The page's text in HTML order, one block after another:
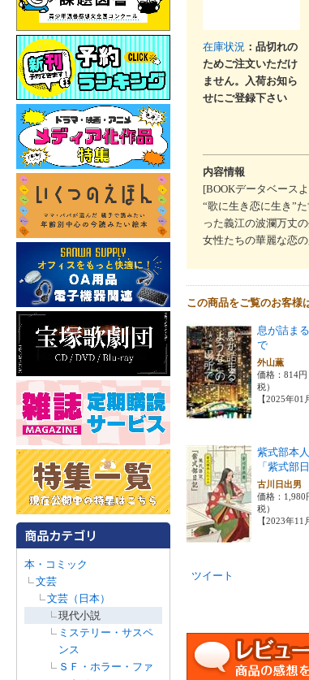
本・コミック
文芸
文芸（日本）
現代小説
ミステリー・サスペ
ンス
ＳＦ・ホラー・ファ
在庫状況 ：品切れの
ためご注文いただけ
ません。入荷お知ら
せにご登録下さい
内容情報
[BOOKデータベース
“歌に生き恋に生き”
った義江の波瀾万丈
女性たちの華麗な恋
この商品をご覧のお客様
息が詰ま
で
外山薫
価格：814
税）
【2025年01
紫式部本
「紫式部
古川日出男
価格：1,980
税）
【2023年11
ツイート